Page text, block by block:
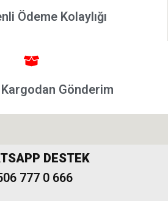
Ödeme Kolaylığı
Kargodan Gönderim
DESTEK
777 0 666